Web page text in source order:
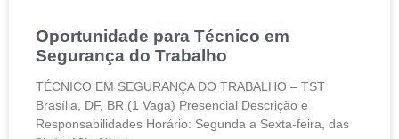
Oportunidade para Técnico em
Segurança do Trabalho
TÉCNICO EM SEGURANÇA DO TRABALHO – TST
Brasília, DF, BR (1 Vaga) Presencial Descrição e
Responsabilidades Horário: Segunda a Sexta-feira, das